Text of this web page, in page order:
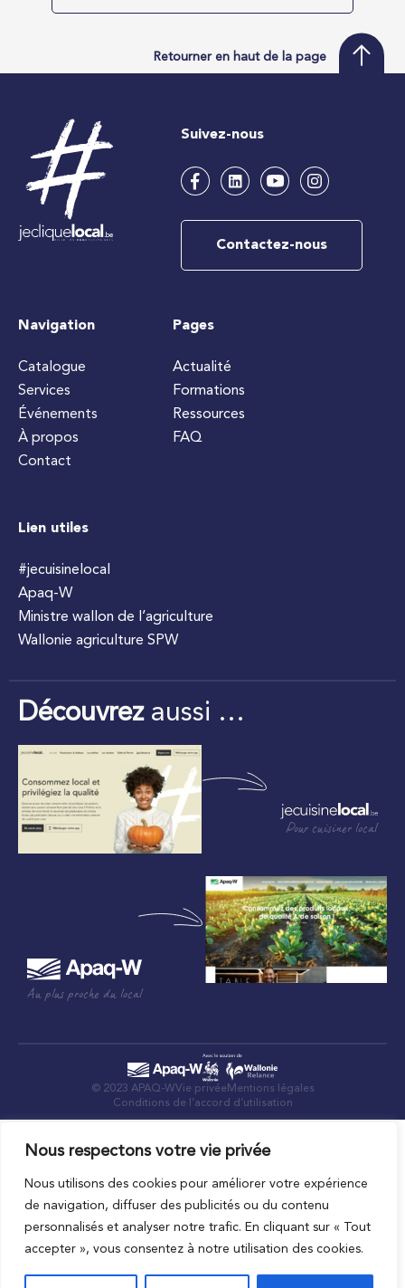
Nous respectons votre vie privée
Nous utilisons des cookies pour améliorer votre expérience
de navigation, diffuser des publicités ou du contenu
personnalisés et analyser notre trafic. En cliquant sur « Tout
accepter », vous consentez à notre utilisation des cookies.
Retourner en haut de la page
Suivez-nous
Contactez-nous
Navigation
Catalogue
Services
Événements
À propos
Contact
Pages
Actualité
Formations
Ressources
FAQ
Lien utiles
#jecuisinelocal
Apaq-W
Ministre wallon de l’agriculture
Wallonie agriculture SPW
Découvrezaussi …
Pour cuisiner local
Au plus proche du local
© 2023 APAQ-WVie privée Mentions légales
Conditions de l’accord d’utilisation